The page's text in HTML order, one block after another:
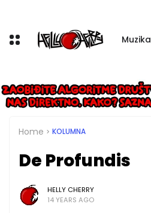
Muzika
Home KOLUMNA
De Profundis
HELLY CHERRY
14 YEARS AGO